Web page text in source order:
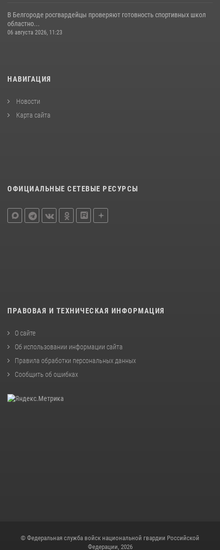
В Белгороде росгвардейцы проверяют готовность спортивных школ
областно...
06 августа 2026, 11:23
НАВИГАЦИЯ
Новости
Карта сайта
ОФИЦИАЛЬНЫЕ СЕТЕВЫЕ РЕСУРСЫ
ПРАВОВАЯ И ТЕХНИЧЕСКАЯ ИНФОРМАЦИЯ
О сайте
Об использовании информации сайта
Правила обработки персональных данных
Сообщить об ошибках
© Федеральная служба войск национальной гвардии Российской
Федерации, 2026